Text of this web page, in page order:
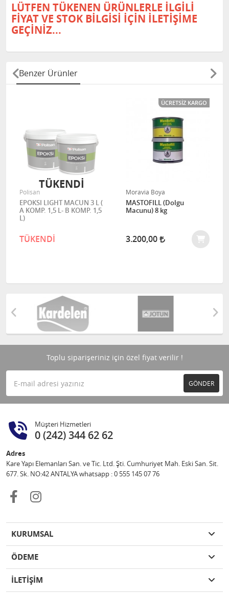
LÜTFEN TÜKENEN ÜRÜNLERLE İLGİLİ
FİYAT VE STOK BİLGİSİ İÇİN İLETİŞİME
GEÇİNİZ...
Benzer Ürünler
Polisan
EPOKSI LIGHT MACUN 3 L (
A KOMP. 1,5 L- B KOMP. 1,5
L)
TÜKENDİ
TÜKENDİ
ÜCRETSIZ KARGO
Moravia Boya
MASTOFILL (Dolgu
Macunu) 8 kg
3.200,00
Toplu siparişeriniz için özel fiyat verilir !
GÖNDER
Müşteri Hizmetleri
0 (242) 344 62 62
Adres
Kare Yapı Elemanları San. ve Tic. Ltd. Şti. Cumhuriyet Mah. Eski San. Sit.
677. Sk. NO:42 ANTALYA whatsapp : 0 555 145 07 76
KURUMSAL
ÖDEME
İLETİŞİM